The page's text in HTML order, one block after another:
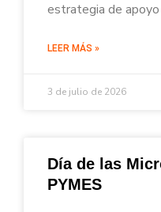
estrategia de
LEER MÁS »
3 de julio de 2026
Día de las
PYMES